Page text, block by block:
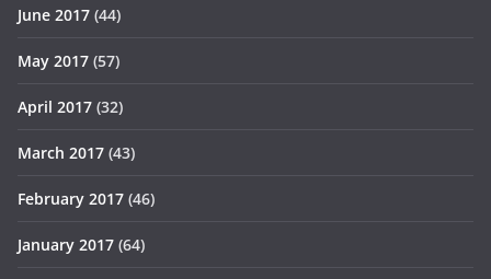
June 2017 (44)
May 2017 (57)
April 2017 (32)
March 2017 (43)
February 2017 (46)
January 2017 (64)